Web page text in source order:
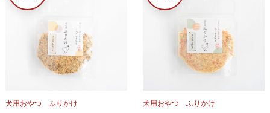
犬用おやつ ふりかけ 犬用おやつ ふりかけ